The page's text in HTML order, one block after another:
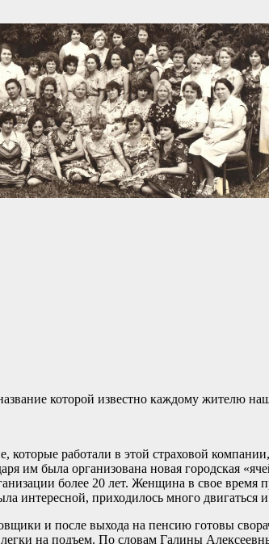
которой известно каждому жителю
которые работали в этой страховой
им была организована новая городская
более 20 лет. Женщина в свое время
интересной, приходилось много двигаться
и после выхода на пенсию готовы
на подъем. По словам Галины